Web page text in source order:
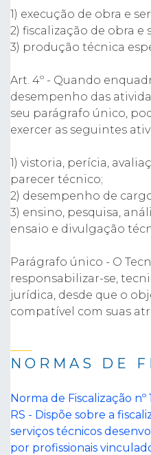
1) execução de obra e
2) fiscalização de obra e
3) produção técnica
Art. 4º - Quando
desempenho das
seu parágrafo único,
exercer as seguintes
1) vistoria, perícia,
parecer técnico;
2) desempenho de
3) ensino, pesquisa,
ensaio e divulgação
Parágrafo único - O
responsabilizar-se,
jurídica, desde que o
compatível com suas
NORMAS DE
Norma de Fiscalização nº
RS - Dispõe sobre a
serviços técnicos
por profissionais